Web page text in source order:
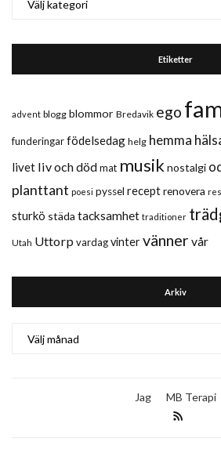
Etiketter
advent blogg blommor Bredavik ego
funderingarfödelsedag helg hemma
livet liv och dödmat musik nostalgi
planttant poesi pyssel receptrenovera
sturkö städa tacksamhet traditioner
Utah Uttorp vardagvintervänner vår
Arkiv
Jag MB Terapi